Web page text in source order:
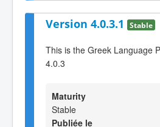
Version 4.0.3.1 Stable
This is the Greek Language
4.0.3
Maturity
Stable
Publiée le